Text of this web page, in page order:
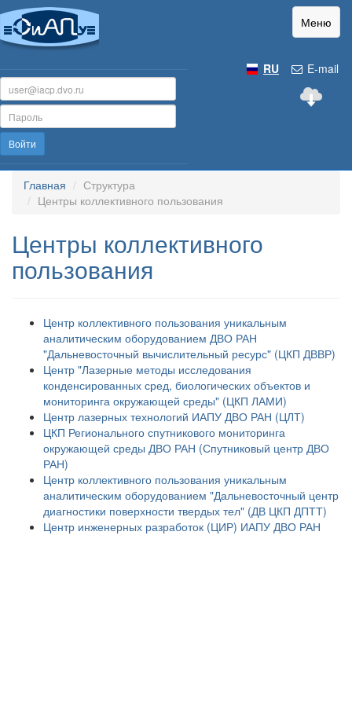
Меню
E-mail
RU
Войти
Главная
Структура
Центры коллективного пользования
Центры коллективного
пользования
Центр коллективного пользования уникальным
аналитическим оборудованием ДВО РАН
"Дальневосточный вычислительный ресурс" (ЦКП ДВВР)
Центр "Лазерные методы исследования
конденсированных сред, биологических объектов и
мониторинга окружающей среды" (ЦКП ЛАМИ)
Центр лазерных технологий ИАПУ ДВО РАН (ЦЛТ)
ЦКП Регионального спутникового мониторинга
окружающей среды ДВО РАН (Спутниковый центр ДВО
РАН)
Центр коллективного пользования уникальным
аналитическим оборудованием "Дальневосточный центр
диагностики поверхности твердых тел" (ДВ ЦКП ДПТТ)
Центр инженерных разработок (ЦИР) ИАПУ ДВО РАН